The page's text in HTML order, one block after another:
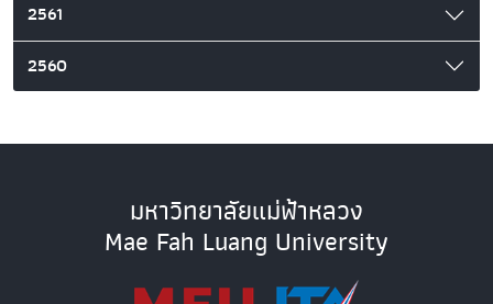
2561
2560
มหาวิทยาลัยแม่ฟ้าหลวง
Mae Fah Luang University